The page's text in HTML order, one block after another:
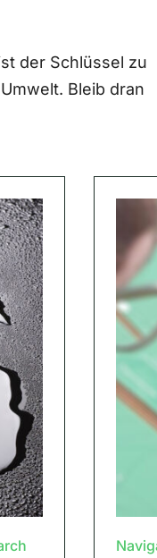
der Schlüssel zu
Bleib dran